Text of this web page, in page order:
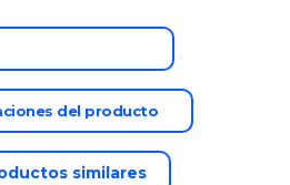
del producto
similares